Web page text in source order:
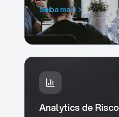
Saiba mais
Analytics de Risco